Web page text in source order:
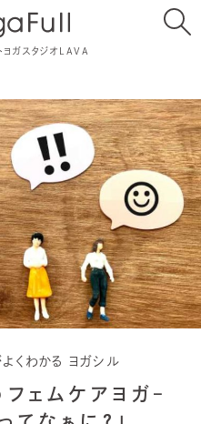
ガスタジオLAVA
くわかる ヨガシル
フェムケアヨガ–